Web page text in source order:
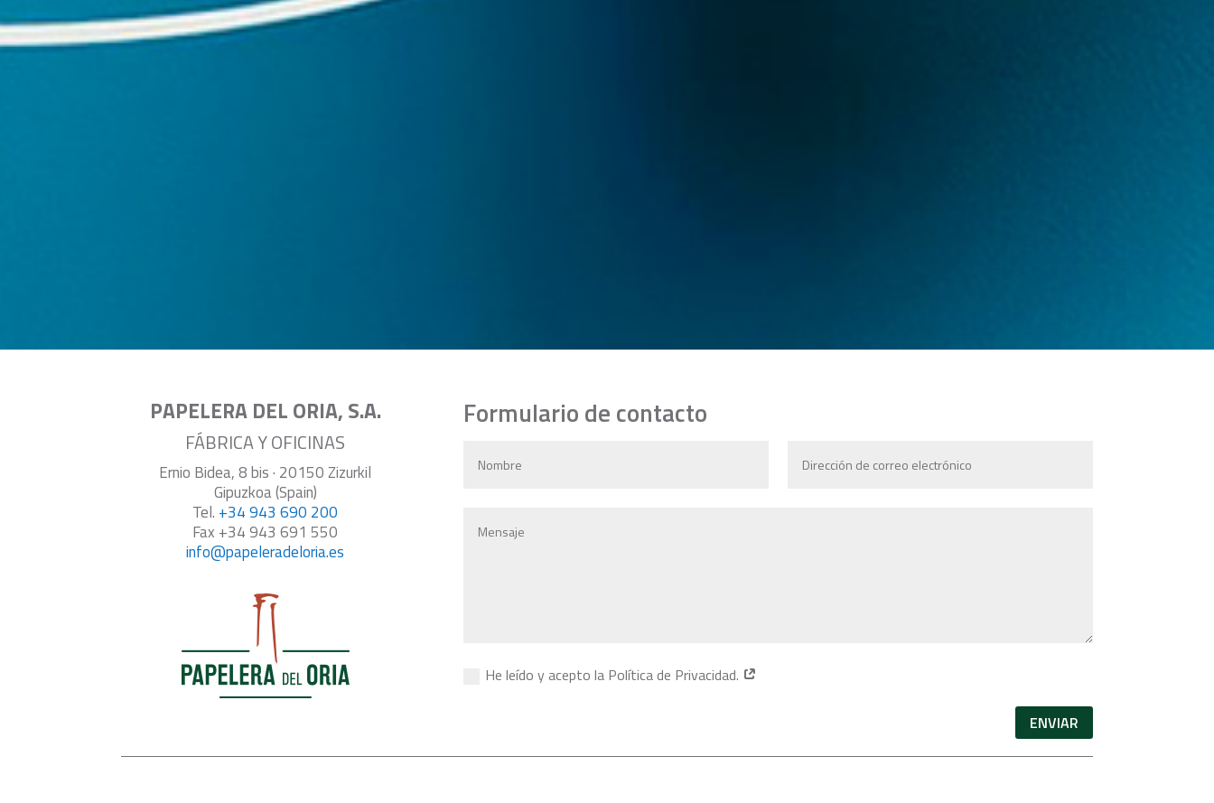
PAPELERA DEL ORIA, S.A.
FÁBRICA Y OFICINAS
Ernio Bidea, 8 bis · 20150 Zizurkil
Gipuzkoa (Spain)
Tel. +34 943 690 200
Fax +34 943 691 550
info@papeleradeloria.es
Formulario de contacto
He leído y acepto la Política de Privacidad.
ENVIAR